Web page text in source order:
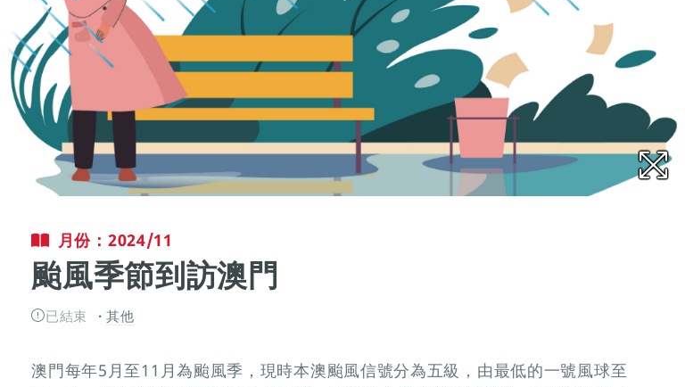
月份：2024/11
颱風季節到訪澳門
已結束 其他
澳門每年5月至11月為颱風季，現時本澳颱風信號分為五級，由最低的一號風球至